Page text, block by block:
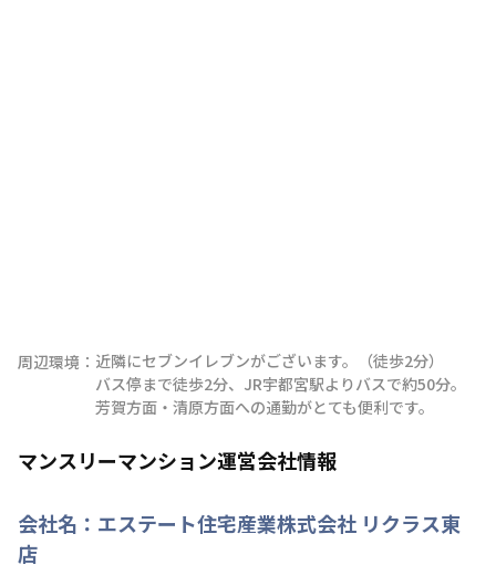
周辺環境： 近隣にセブンイレブンがございます。（徒歩2分）
バス停まで徒歩2分、JR宇都宮駅よりバスで約50分。
芳賀方面・清原方面への通勤がとても便利です。
マンスリーマンション運営会社情報
会社名： エステート住宅産業株式会社 リクラス東
店